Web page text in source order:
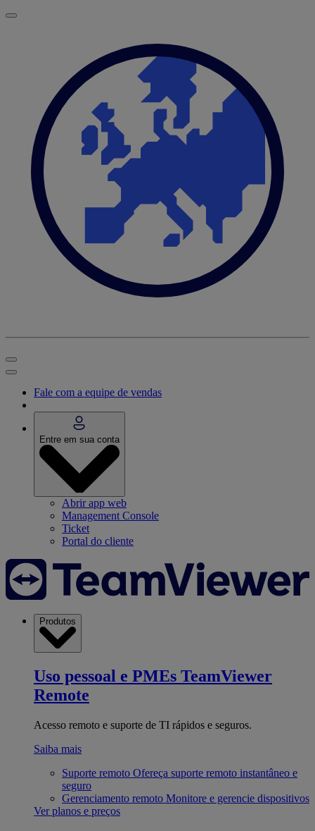
Fale com a equipe de vendas
Entre em sua conta
Abrir app web
Management Console
Ticket
Portal do cliente
Produtos
Uso pessoal e PMEs TeamViewer
Remote
Acesso remoto e suporte de TI rápidos e seguros.
Saiba mais
Suporte remoto Ofereça suporte remoto instantâneo e
seguro
Gerenciamento remoto Monitore e gerencie dispositivos
Ver planos e preços